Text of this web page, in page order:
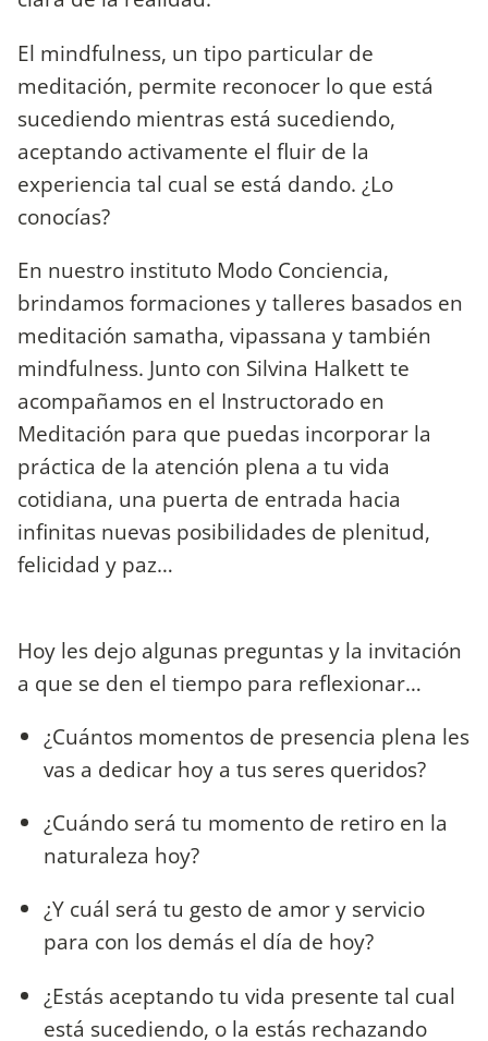
El mindfulness, un tipo particular de
meditación, permite reconocer lo que está
sucediendo mientras está sucediendo,
aceptando activamente el fluir de la
experiencia tal cual se está dando. ¿Lo
conocías?
En nuestro instituto Modo Conciencia,
brindamos formaciones y talleres basados en
meditación samatha, vipassana y también
mindfulness. Junto con Silvina Halkett te
acompañamos en el Instructorado en
Meditación para que puedas incorporar la
práctica de la atención plena a tu vida
cotidiana, una puerta de entrada hacia
infinitas nuevas posibilidades de plenitud,
felicidad y paz…
Hoy les dejo algunas preguntas y la invitación
a que se den el tiempo para reflexionar…
¿Cuántos momentos de presencia plena les
vas a dedicar hoy a tus seres queridos?
¿Cuándo será tu momento de retiro en la
naturaleza hoy?
¿Y cuál será tu gesto de amor y servicio
para con los demás el día de hoy?
¿Estás aceptando tu vida presente tal cual
está sucediendo, o la estás rechazando